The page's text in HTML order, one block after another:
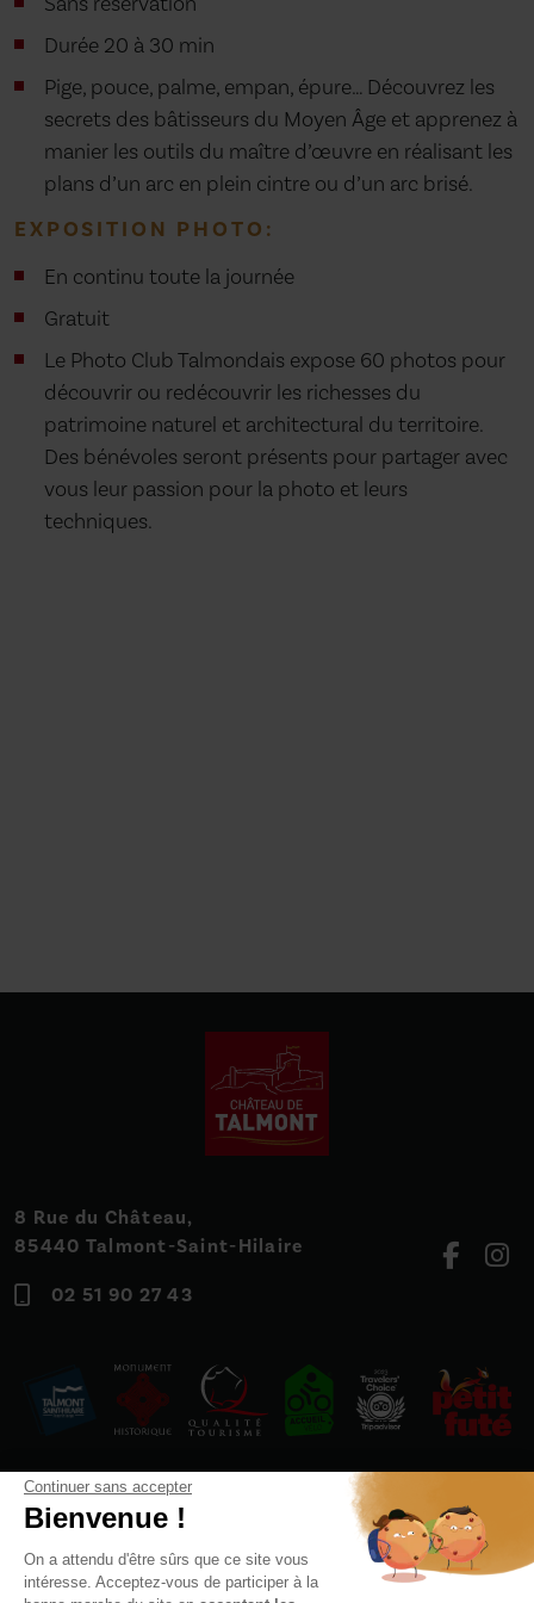
Durée 20 à 30 min
Pige, pouce, palme, empan, épure… Découvrez les
secrets des bâtisseurs du Moyen Âge et apprenez à
manier les outils du maître d’œuvre en réalisant les
plans d’un arc en plein cintre ou d’un arc brisé.
EXPOSITION PHOTO:
En continu toute la journée
Gratuit
Le Photo Club Talmondais expose 60 photos pour
découvrir ou redécouvrir les richesses du
patrimoine naturel et architectural du territoire.
Des bénévoles seront présents pour partager avec
vous leur passion pour la photo et leurs
techniques.
8 Rue du Château,
85440 Talmont-Saint-Hilaire
02 51 90 27 43
Continuer sans accepter
Bienvenue !
On a attendu d'être sûrs que ce site vous
intéresse. Acceptez-vous de participer à la